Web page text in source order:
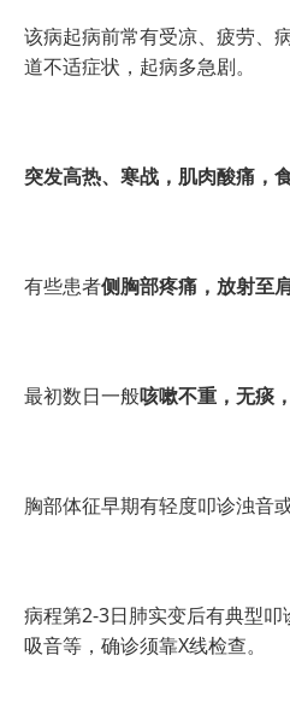
该病起病前常有受凉、疲劳、
道不适症状，起病多急剧。
突发高热、寒战，肌肉酸痛，
有些患者侧胸部疼痛，放射至
最初数日一般咳嗽不重，无痰
胸部体征早期有轻度叩诊浊音
病程第2-3日肺实变后有典型
吸音等，确诊须靠X线检查。